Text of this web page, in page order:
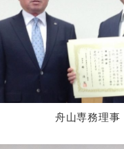
舟山専務理事